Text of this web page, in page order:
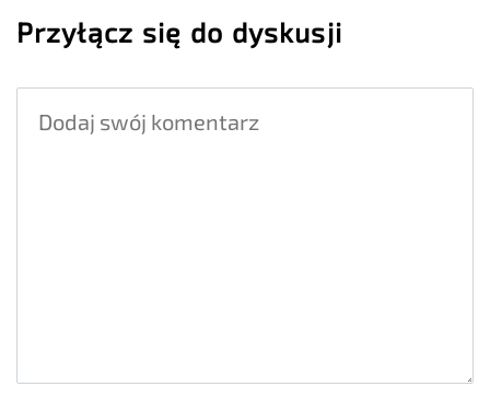
Przyłącz się do dyskusji